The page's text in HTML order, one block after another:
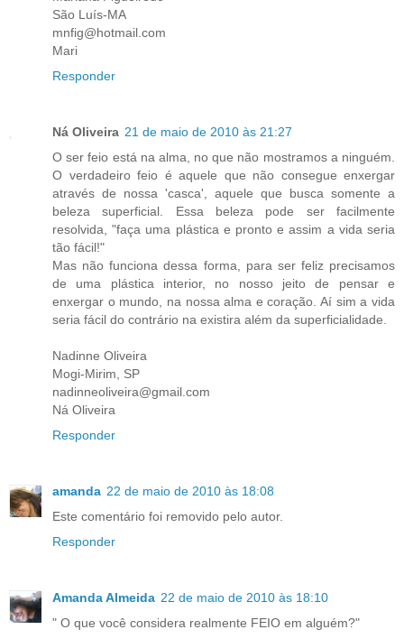
São Luís-MA
mnfig@hotmail.com
Mari
Responder
Ná Oliveira 21 de maio de 2010 às 21:27
O ser feio está na alma, no que não mostramos a ninguém.
O verdadeiro feio é aquele que não consegue enxergar
através de nossa 'casca', aquele que busca somente a
beleza superficial. Essa beleza pode ser facilmente
resolvida, "faça uma plástica e pronto e assim a vida seria
tão fácil!"
Mas não funciona dessa forma, para ser feliz precisamos
de uma plástica interior, no nosso jeito de pensar e
enxergar o mundo, na nossa alma e coração. Aí sim a vida
seria fácil do contrário na existira além da superficialidade.
Nadinne Oliveira
Mogi-Mirim, SP
nadinneoliveira@gmail.com
Ná Oliveira
Responder
amanda 22 de maio de 2010 às 18:08
Este comentário foi removido pelo autor.
Responder
Amanda Almeida 22 de maio de 2010 às 18:10
" O que você considera realmente FEIO em alguém?"